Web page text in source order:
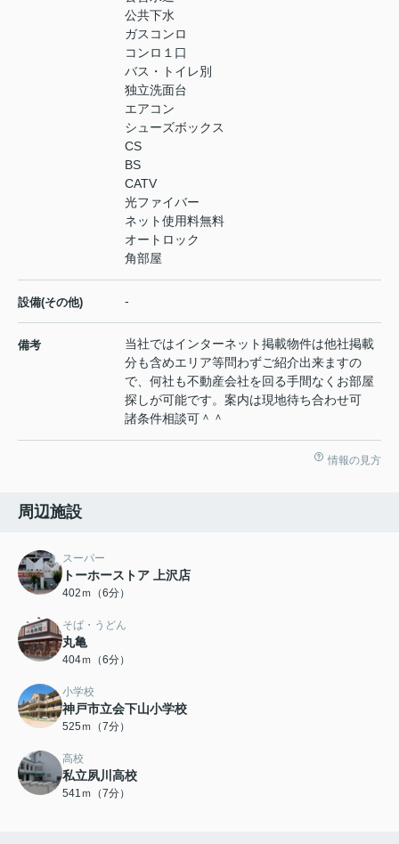
公共下水
ガスコンロ
コンロ１口
バス・トイレ別
独立洗面台
エアコン
シューズボックス
CS
BS
CATV
光ファイバー
ネット使用料無料
オートロック
角部屋
設備(その他) -
備考
当社ではインターネット掲載物件は他社掲載
分も含めエリア等問わずご紹介出来ますの
で、何社も不動産会社を回る手間なくお部屋
探しが可能です。案内は現地待ち合わせ可
諸条件相談可＾＾
情報の見方
周辺施設
スーパー
トーホーストア 上沢店
402ｍ（6分）
そば・うどん
丸亀
404ｍ（6分）
小学校
神戸市立会下山小学校
525ｍ（7分）
高校
私立夙川高校
541ｍ（7分）